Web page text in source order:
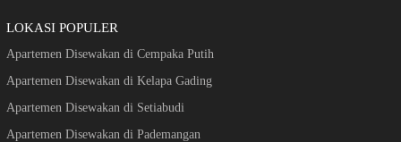
LOKASI POPULER
Apartemen Disewakan di Cempaka Putih
Apartemen Disewakan di Kelapa Gading
Apartemen Disewakan di Setiabudi
Apartemen Disewakan di Pademangan